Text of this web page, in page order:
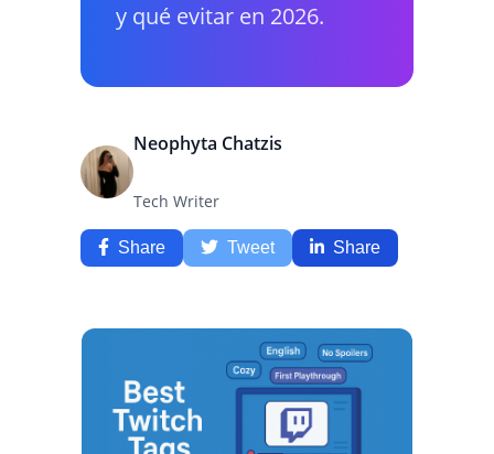
y qué evitar en 2026.
Neophyta Chatzis
Tech Writer
Share Tweet Share